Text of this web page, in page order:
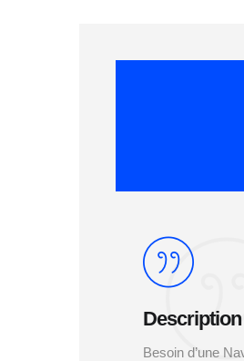
Description
Besoin d’une